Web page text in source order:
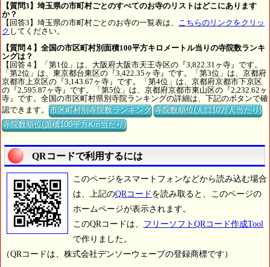
【質問3】埼玉県の市町村ごとのすべてのお寺のリストはどこにあります
か？
【回答3】埼玉県の市町村ごとのお寺の一覧表は、
こちらのリンクをクリッ
ク してください。
【質問４】全国の市区町村別面積100平方キロメートル当りの寺院数ランキ
ングは？
【回答４】「第1位」は、大阪府大阪市天王寺区の『3,822.31ヶ寺』です。
「第2位」は、東京都台東区の『3,422.35ヶ寺』です。「第3位」は、京都府
京都市上京区の『3,143.67ヶ寺』です。「第4位」は、京都府京都市下京区
の『2,595.87ヶ寺』です。「第5位」は、京都府京都市東山区の『2,232.62ヶ
寺』です。全国の市区町村県別寺院ランキングの詳細は、下記のボタンで確
認できます。市区町村別寺院数ランキング 寺院数順位(人口10万人当たり)
寺院数順位(面積100平方Km当たり)
QRコードで利用するには
このページをスマートフォンなどから読み込む場合
は、上記のQRコード を読み取ると、このページの
ホームページが表示されます。
このQRコードは、 フリーソフトQRコード作成Tool
で作りました。
（QRコードは、株式会社デンソーウェーブの登録商標です）